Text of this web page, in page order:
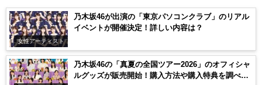
女性アーティスト
乃木坂46が出演の「東京パソコンクラブ」のリアル
イベントが開催決定！詳しい内容は？
乃木坂46の「真夏の全国ツアー2026」のオフィシャ
ルグッズが販売開始！購入方法や購入特典を調べて